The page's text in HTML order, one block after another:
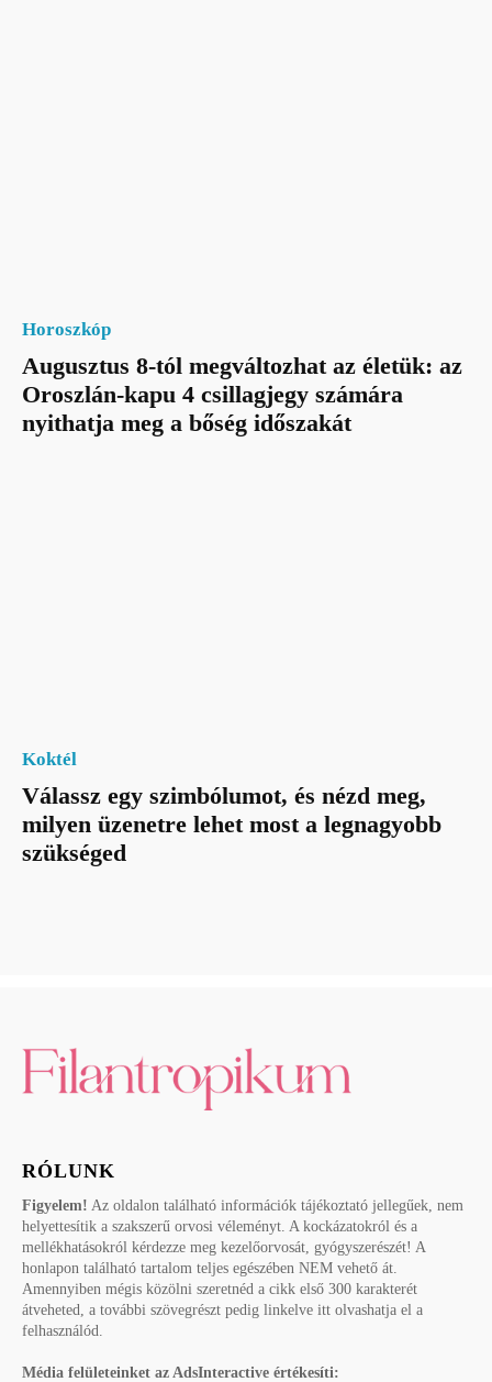
Horoszkóp
Augusztus 8-tól megváltozhat az életük: az
Oroszlán-kapu 4 csillagjegy számára
nyithatja meg a bőség időszakát
Koktél
Válassz egy szimbólumot, és nézd meg,
milyen üzenetre lehet most a legnagyobb
szükséged
RÓLUNK
Figyelem! Az oldalon található információk tájékoztató jellegűek, nem
helyettesítik a szakszerű orvosi véleményt. A kockázatokról és a
mellékhatásokról kérdezze meg kezelőorvosát, gyógyszerészét! A
honlapon található tartalom teljes egészében NEM vehető át.
Amennyiben mégis közölni szeretnéd a cikk első 300 karakterét
átveheted, a további szövegrészt pedig linkelve itt olvashatja el a
felhasználód.
Média felületeinket az AdsInteractive értékesíti: